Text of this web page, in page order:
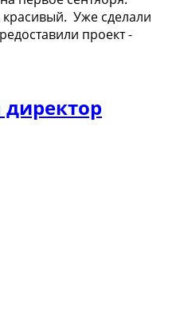
Уже сделали
проект -